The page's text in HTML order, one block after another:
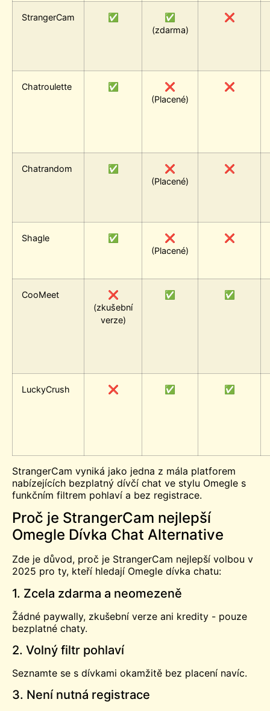
StrangerCam ✅
✅
(zdarma)
❌
Chatroulette ✅
❌
(Placené)
❌
Chatrandom ✅
❌
(Placené)
❌
Shagle ✅
❌
(Placené)
❌
CooMeet
❌
(zkušební
verze)
✅ ✅
LuckyCrush ❌ ✅ ✅
StrangerCam vyniká jako jedna z mála platforem
nabízejících bezplatný dívčí chat ve stylu Omegle s
funkčním filtrem pohlaví a bez registrace.
Proč je StrangerCam nejlepší
Omegle Dívka Chat Alternative
Zde je důvod, proč je StrangerCam nejlepší volbou v
2025 pro ty, kteří hledají Omegle dívka chatu:
1. Zcela zdarma a neomezeně
Žádné paywally, zkušební verze ani kredity - pouze
bezplatné chaty.
2. Volný filtr pohlaví
Seznamte se s dívkami okamžitě bez placení navíc.
3. Není nutná registrace